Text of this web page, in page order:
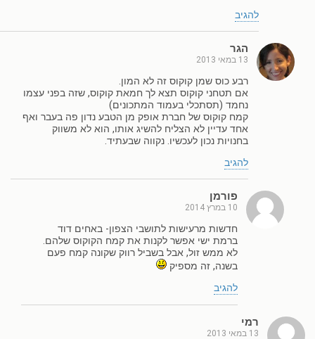
להגיב
הגר
13 במאי 2013
רבע כוס שמן קוקוס זה לא המון.
אם תטחני קוקוס תצא לך חמאת קוקוס, שזה בפני עצמו
נחמד (תסתכלי בעמוד המתכונים)
קמח קוקוס של חברת אופק מן הטבע נדון פה בעבר ואף
אחד עדיין לא הצליח להשיג אותו, הוא לא משווק
בחנויות נכון לעכשיו. נקווה שבעתיד.
להגיב
פורמן
10 במרץ 2014
חדשות מרעישות לתושבי הצפון- באחים דוד
ברמת ישי אפשר לקנות את קמח הקוקוס שלהם.
לא ממש זול, אבל בשביל רווק שקונה קמח פעם
בשנה, זה מספיק
להגיב
רמי
13 במאי 2013